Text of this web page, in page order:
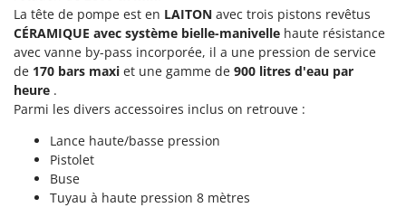
Machines sous vide
Motobineuses
Motoculteurs
Motofaucheuses
Motopompes pour irrigation
Moulins à céréales électriques
Moulins à farine
Famur
FARMER
FBC
Ferrari Group
Ferroni
Ferrua
FIAC
FIEM
La tête de pompe est en LAITON avec trois pistons revêtus
CÉRAMIQUE avec système bielle-manivelle haute résistance
avec vanne by-pass incorporée, il a une pression de service
de 170 bars maxi et une gamme de 900 litres d'eau par
heure .
Parmi les divers accessoires inclus on retrouve :
Lance haute/basse pression
Pistolet
Buse
Tuyau à haute pression 8 mètres